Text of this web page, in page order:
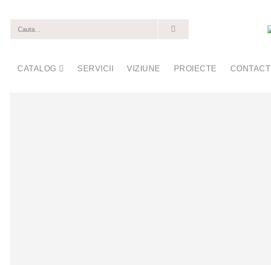
CATALOG SERVICII VIZIUNE PROIECTE CONTACT